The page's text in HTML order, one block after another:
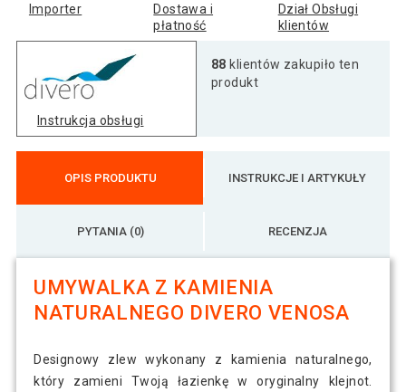
Importer
Dostawa i
płatność
Dział Obsługi
klientów
Instrukcja obsługi
88 klientów zakupiło ten
produkt
OPIS PRODUKTU INSTRUKCJE I ARTYKUŁY
PYTANIA (0) RECENZJA
UMYWALKA Z KAMIENIA
NATURALNEGO DIVERO VENOSA
Designowy zlew wykonany z kamienia naturalnego,
który zamieni Twoją łazienkę w oryginalny klejnot.